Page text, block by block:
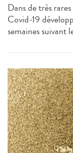
Dans de très
Covid-19
semaines suivant